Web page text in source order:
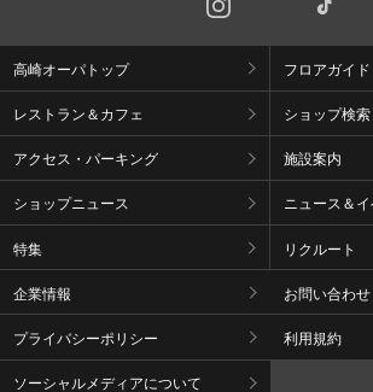
高崎オーパトップ フロアガイド
レストラン＆カフェ ショップ検索
アクセス・パーキング 施設案内
ショップニュース ニュース＆イ
特集 リクルート
企業情報 お問い合わせ
プライバシーポリシー 利用規約
ソーシャルメディアについて